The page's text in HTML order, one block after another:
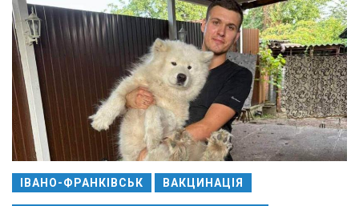
ІВАНО-ФРАНКІВСЬК ВАКЦИНАЦІЯ